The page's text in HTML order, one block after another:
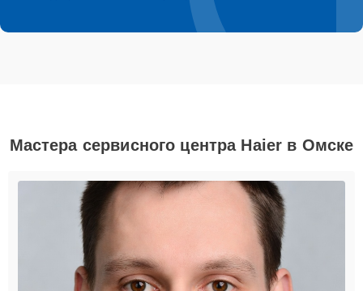
Мастера сервисного центра Haier в Омске